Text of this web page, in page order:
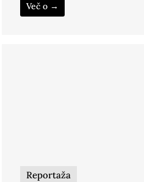
Več o →
Reportaža